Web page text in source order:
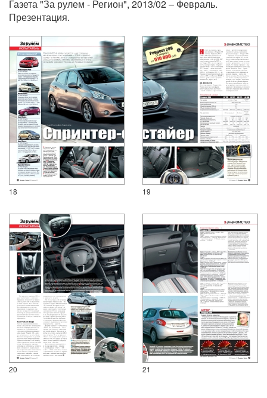
Газета "За рулем - Регион", 2013/02 – Февраль.
Презентация.
18 19
20 21